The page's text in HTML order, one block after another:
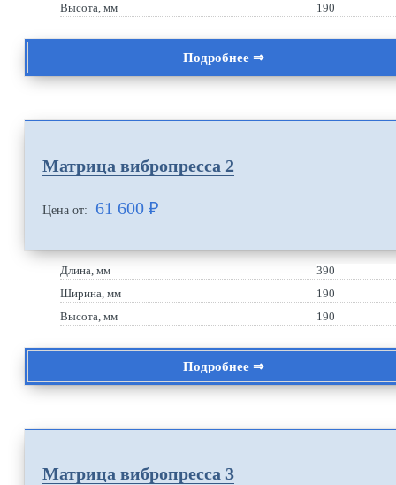
Высота, мм
190
Подробнее ⇒
Матрица вибропресса 2
Цена от: 61 600 ₽
Длина, мм
390
Ширина, мм
190
Высота, мм
190
Подробнее ⇒
Матрица вибропресса 3